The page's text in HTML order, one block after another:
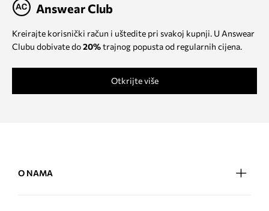
Answear Club
Kreirajte korisnički račun i uštedite pri svakoj kupnji. U Answear
Clubu dobivate do20%trajnog popusta od regularnih cijena.
Otkrijte više
O NAMA